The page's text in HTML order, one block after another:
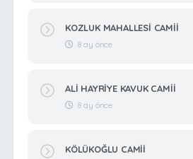
KOZLUK MAHALLESİ CAMİİ
8 ay önce
ALİ HAYRİYE KAVUK CAMİİ
8 ay önce
KÖLÜKOĞLU CAMİİ